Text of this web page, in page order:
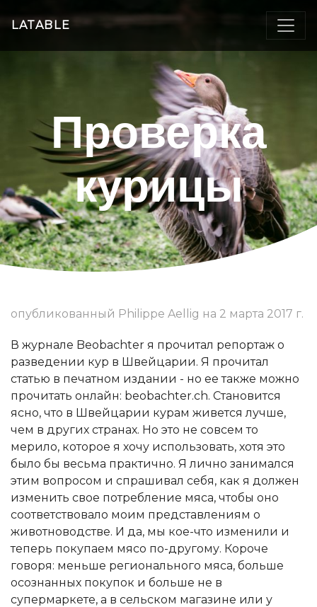
LATABLE
Проверка
курицы
опубликованный Philippe Aellig на 2 марта 2017 г.
В журнале Beobachter я прочитал репортаж о
разведении кур в Швейцарии. Я прочитал
статью в печатном издании - но ее также можно
прочитать онлайн: beobachter.ch. Становится
ясно, что в Швейцарии курам живется лучше,
чем в других странах. Но это не совсем то
мерило, которое я хочу использовать, хотя это
было бы весьма практично. Я лично занимался
этим вопросом и спрашивал себя, как я должен
изменить свое потребление мяса, чтобы оно
соответствовало моим представлениям о
животноводстве. И да, мы кое-что изменили и
теперь покупаем мясо по-другому. Короче
говоря: меньше регионального мяса, больше
осознанных покупок и больше не в
супермаркете, а в сельском магазине или у